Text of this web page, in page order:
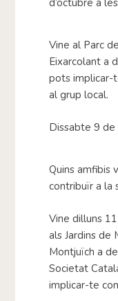
Vine al Parc
Eixarcolant a
pots implicar-
al grup local.
Dissabte 9
Quins amfibis
contribuïr a la
Vine dilluns
als Jardins de
Montjuïch a
Societat
implicar-te